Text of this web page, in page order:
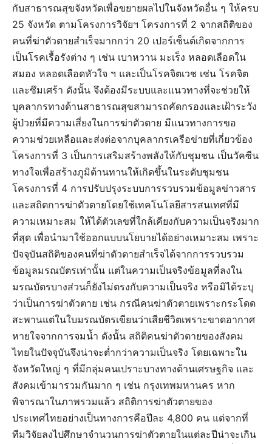
กับสาธารณสุขจังหวัดเพื่อขยายผลไปในจังหวัดอื่น ๆ ให้ครบ
25 จังหวัด ตามโครงการวิจัยฯ โครงการที่ 2 จากสถิติของ
คนที่ฆ่าตัวตายสำเร็จมากกว่า 20 เปอร์เซ็นต์เกิดจากการ
เป็นโรคเรื้อรังต่าง ๆ เช่น เบาหวาน มะเร็ง หลอดเลือดใน
สมอง หลอดเลือดหัวใจ ฯ และเป็นโรคจิตเวช เช่น โรคจิต
และซึมเศร้า ดังนั้น จึงต้องมีระบบและแนวทางที่จะช่วยให้
บุคลากรทางด้านสาธารณสุขสามารถคัดกรองและเฝ้าระวัง
ผู้ป่วยที่มีความเสี่ยงในการฆ่าตัวตาย มีแนวทางการขอ
ความช่วยเหลือและส่งต่อจากบุคลากรเครือข่ายที่เกี่ยวข้อง
โครงการที่ 3 เป็นการเสริมสร้างพลังให้กับชุมชน เป็นวัคซีน
ทางใจเพื่อสร้างภูมิต้านทานให้เกิดขึ้นในระดับชุมชน
โครงการที่ 4 การปรับปรุงระบบการรวบรวมข้อมูลข่าวสาร
และสถิตการฆ่าตัวตายโดยใช้เทคโนโลยีสารสนเทศที่มี
ความเหมาะสม ให้ได้ตัวเลขที่ใกล้เคียงกับความเป็นจริงมาก
ที่สุด เพื่อนำมาใช้ออกแบบนโยบายได้อย่างเหมาะสม เพราะ
ปัจจุบันสถิติของคนที่ฆ่าตัวตายสำเร็จได้จากการรวบรวม
ข้อมูลมรณบัตรเท่านั้น แต่ในความเป็นจริงข้อมูลที่ลงใน
มรณบัตรบางส่วนก็ยังไม่ตรงกับความเป็นจริง หรือมิได้ระบุ
ว่าเป็นการฆ่าตัวตาย เช่น กรณีคนฆ่าตัวตายเพราะกระโดด
สะพานแต่ในใบมรณบัตรเขียนว่าเสียชีวิตเพราะขาดอากาศ
หายใจจากการจมน้ำ ดังนั้น สถิติคนฆ่าตัวตายของสังคม
ไทยในปัจจุบันจึงน่าจะต่ำกว่าความเป็นจริง โดยเฉพาะใน
จังหวัดใหญ่ ๆ ที่มีกลุ่มคนเปราะบางทางด้านเศรษฐกิจ และ
สังคมเข้ามารวมกันมาก ๆ เช่น กรุงเทพมหานคร หาก
พิจารณาในภาพรวมแล้ว สถิติการฆ่าตัวตายของ
ประเทศไทยอย่างเป็นทางการคือปีละ 4,800 คน แต่จากที่
ทีมวิจัยลงไปศึกษาจำนวนการฆ่าตัวตายในแต่ละปีน่าจะเกิน